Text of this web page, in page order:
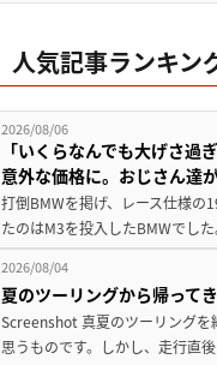
人気記事ランキン
2026/08/06
「いくらなんでも大げさ
意外な価格に。おじさん達
打倒BMWを掲げ、レース仕様の
たのはM3を投入したBMWでし
2026/08/04
夏のツーリングから帰って
Screenshot 真夏のツーリングを
思うものです。しかし、走行直